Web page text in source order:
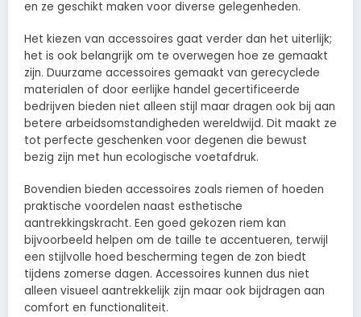
en ze geschikt maken voor diverse gelegenheden.
Het kiezen van accessoires gaat verder dan het uiterlijk;
het is ook belangrijk om te overwegen hoe ze gemaakt
zijn. Duurzame accessoires gemaakt van gerecyclede
materialen of door eerlijke handel gecertificeerde
bedrijven bieden niet alleen stijl maar dragen ook bij aan
betere arbeidsomstandigheden wereldwijd. Dit maakt ze
tot perfecte geschenken voor degenen die bewust
bezig zijn met hun ecologische voetafdruk.
Bovendien bieden accessoires zoals riemen of hoeden
praktische voordelen naast esthetische
aantrekkingskracht. Een goed gekozen riem kan
bijvoorbeeld helpen om de taille te accentueren, terwijl
een stijlvolle hoed bescherming tegen de zon biedt
tijdens zomerse dagen. Accessoires kunnen dus niet
alleen visueel aantrekkelijk zijn maar ook bijdragen aan
comfort en functionaliteit.